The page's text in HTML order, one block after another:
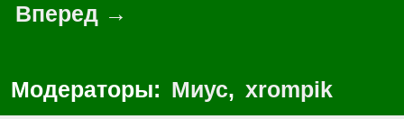
Вперед →
Модераторы: Миус, xrompik